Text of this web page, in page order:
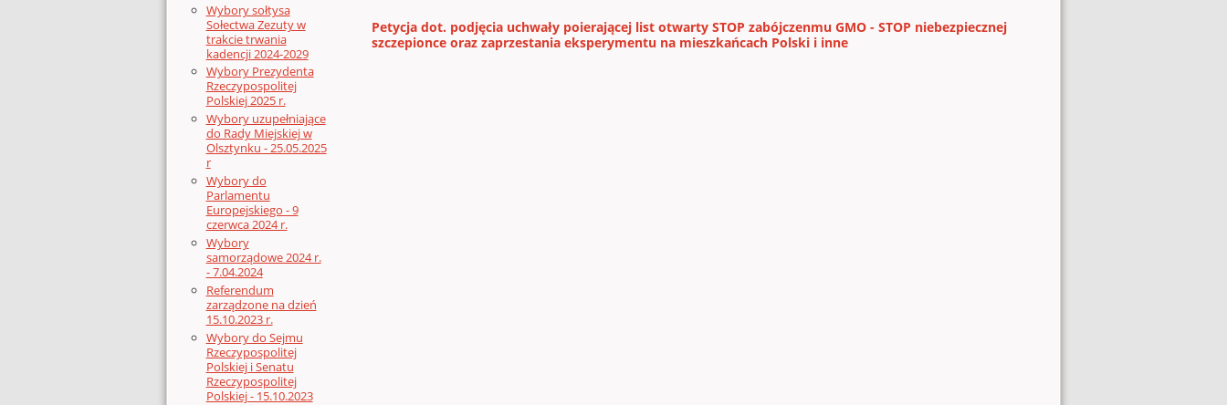
Wybory sołtysa
Sołectwa Zezuty w
trakcie trwania
kadencji 2024-2029
Wybory Prezydenta
Rzeczypospolitej
Polskiej 2025 r.
Wybory uzupełniające
do Rady Miejskiej w
Olsztynku - 25.05.2025
r
Wybory do
Parlamentu
Europejskiego - 9
czerwca 2024 r.
Wybory
samorządowe 2024 r.
- 7.04.2024
Referendum
zarządzone na dzień
15.10.2023 r.
Wybory do Sejmu
Rzeczypospolitej
Polskiej i Senatu
Rzeczypospolitej
Polskiej - 15.10.2023
Petycja dot. podjęcia uchwały poierającej list otwarty STOP zabójczenmu GMO - STOP niebezpiecznej
szczepionce oraz zaprzestania eksperymentu na mieszkańcach Polski i inne